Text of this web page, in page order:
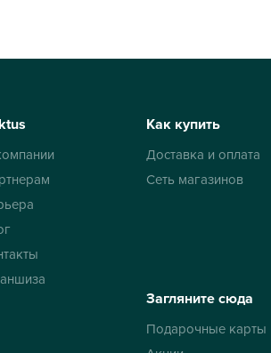
Как купить
Доставка и оплата
Сеть магазинов
Загляните сюда
Подарочные карты